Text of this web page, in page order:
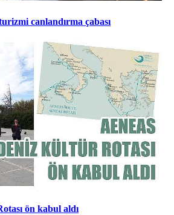
canlandırma çabası
ön kabul aldı